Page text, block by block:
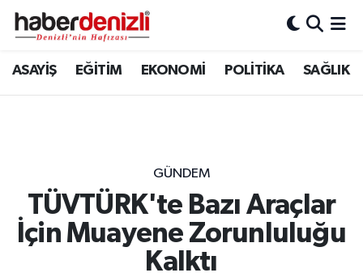
ASAYİŞ EĞİTİM EKONOMİ POLİTİKA SAĞLIK
GÜNDEM
TÜVTÜRK'te Bazı Araçlar
İçin Muayene Zorunluluğu
Kalktı
Denizli Nöbetçi Eczaneler
Puan Durumu ve Fikstür
Tüm Manşetler
Son Dakika Haberleri